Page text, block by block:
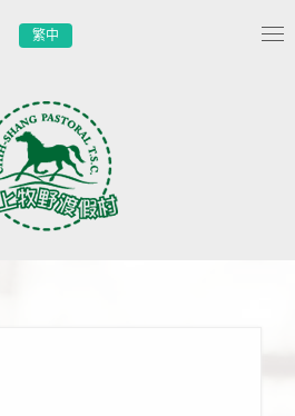
繁中